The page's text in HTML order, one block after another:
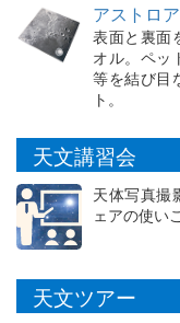
アストロ
表面と裏面
オル。ペッ
等を結び目
ト。
天文講習会
天体写真撮
ェアの使い
天文ツアー